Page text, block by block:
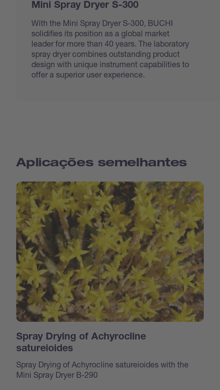
Mini Spray Dryer S-300
With the Mini Spray Dryer S-300, BUCHI
solidifies its position as a global market
leader for more than 40 years. The laboratory
spray dryer combines outstanding product
design with unique instrument capabilities to
offer a superior user experience.
Aplicações semelhantes
Spray Drying of Achyrocline
satureioides
Spray Drying of Achyrocline satureioides with the
Mini Spray Dryer B-290